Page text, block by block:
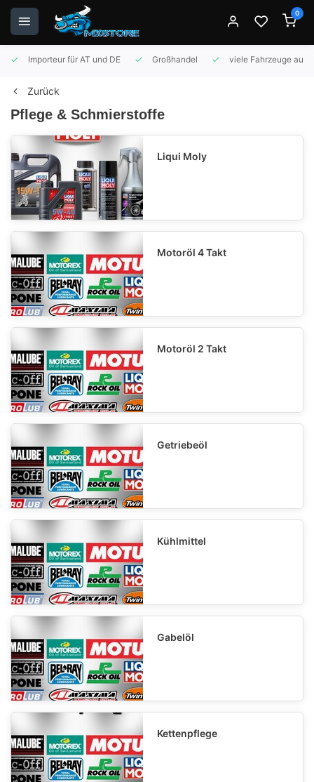
0
Importeur für AT und DE Großhandel viele Fahrzeuge auf
Zurück
Pflege & Schmierstoffe
Liqui Moly
Motoröl 4 Takt
Motoröl 2 Takt
Getriebeöl
Kühlmittel
Gabelöl
Kettenpflege